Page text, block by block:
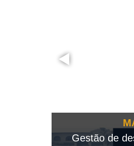
Gestão de